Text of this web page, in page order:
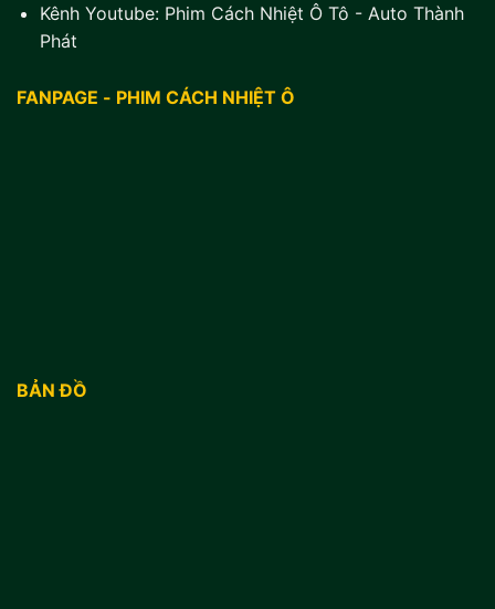
Kênh Youtube: Phim Cách Nhiệt Ô Tô - Auto Thành
Phát
FANPAGE - PHIM CÁCH NHIỆT Ô
BẢN ĐỒ